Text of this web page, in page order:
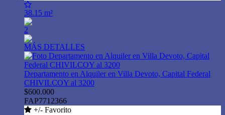
38.15 m²
2
MÁS DETALLES
Departamento en Alquiler en Villa Devoto, Capital Federal
CHIVILCOY al 3200
$600.000
FAP7712366
+/- Favorito